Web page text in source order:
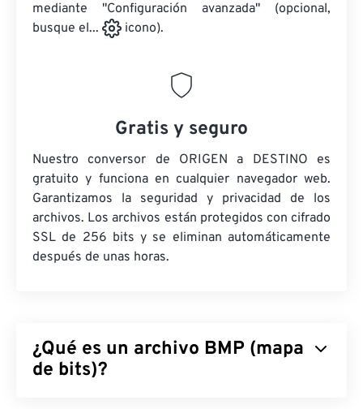
mediante "Configuración avanzada" (opcional,
busque el...
icono).
Gratis y seguro
Nuestro conversor de ORIGEN a DESTINO es
gratuito y funciona en cualquier navegador web.
Garantizamos la seguridad y privacidad de los
archivos. Los archivos están protegidos con cifrado
SSL de 256 bits y se eliminan automáticamente
después de unas horas.
¿Qué es un archivo BMP (mapa
de bits)?